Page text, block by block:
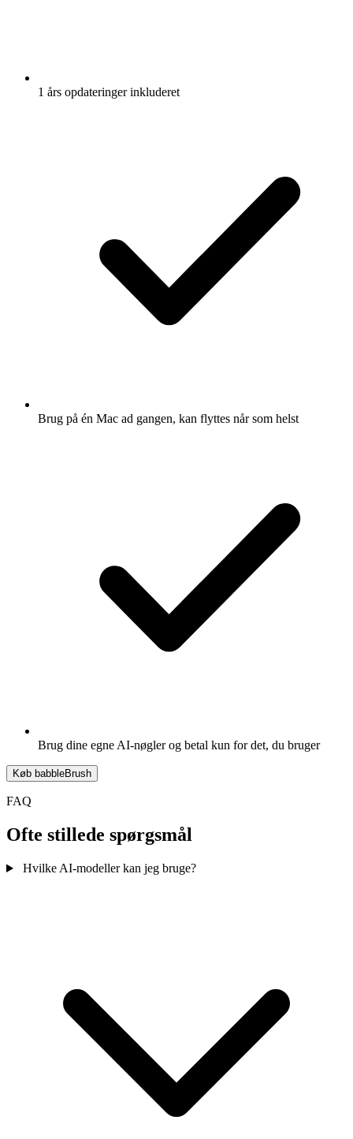
1 års opdateringer inkluderet
Brug på én Mac ad gangen, kan flyttes når som helst
Brug dine egne AI-nøgler og betal kun for det, du bruger
Køb babbleBrush
FAQ
Ofte stillede spørgsmål
Hvilke AI-modeller kan jeg bruge?